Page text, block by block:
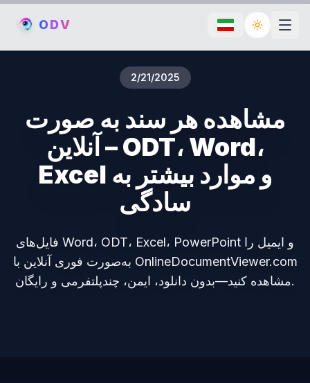
ODV Toggle
2/21/2025
مشاهده هر سند به صورت
آنلاین – ODT، Word،
Excel و موارد بیشتر به
سادگی
فایل‌های Word، ODT، Excel، PowerPoint و ایمیل را
به‌صورت فوری آنلاین با OnlineDocumentViewer.com
مشاهده کنید—بدون دانلود، ایمن، چندپلتفرمی و رایگان.